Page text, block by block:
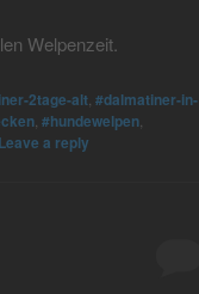
Welpenzeit.
2tage-alt #dalmatiner-in-
#hundewelpen
Leave a reply